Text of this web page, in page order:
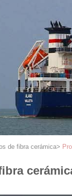
de fibra cerámica>